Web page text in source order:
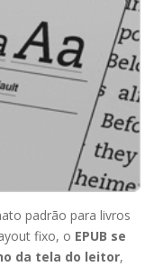
padrão para livros
fixo, o EPUB se
da tela do leitor,